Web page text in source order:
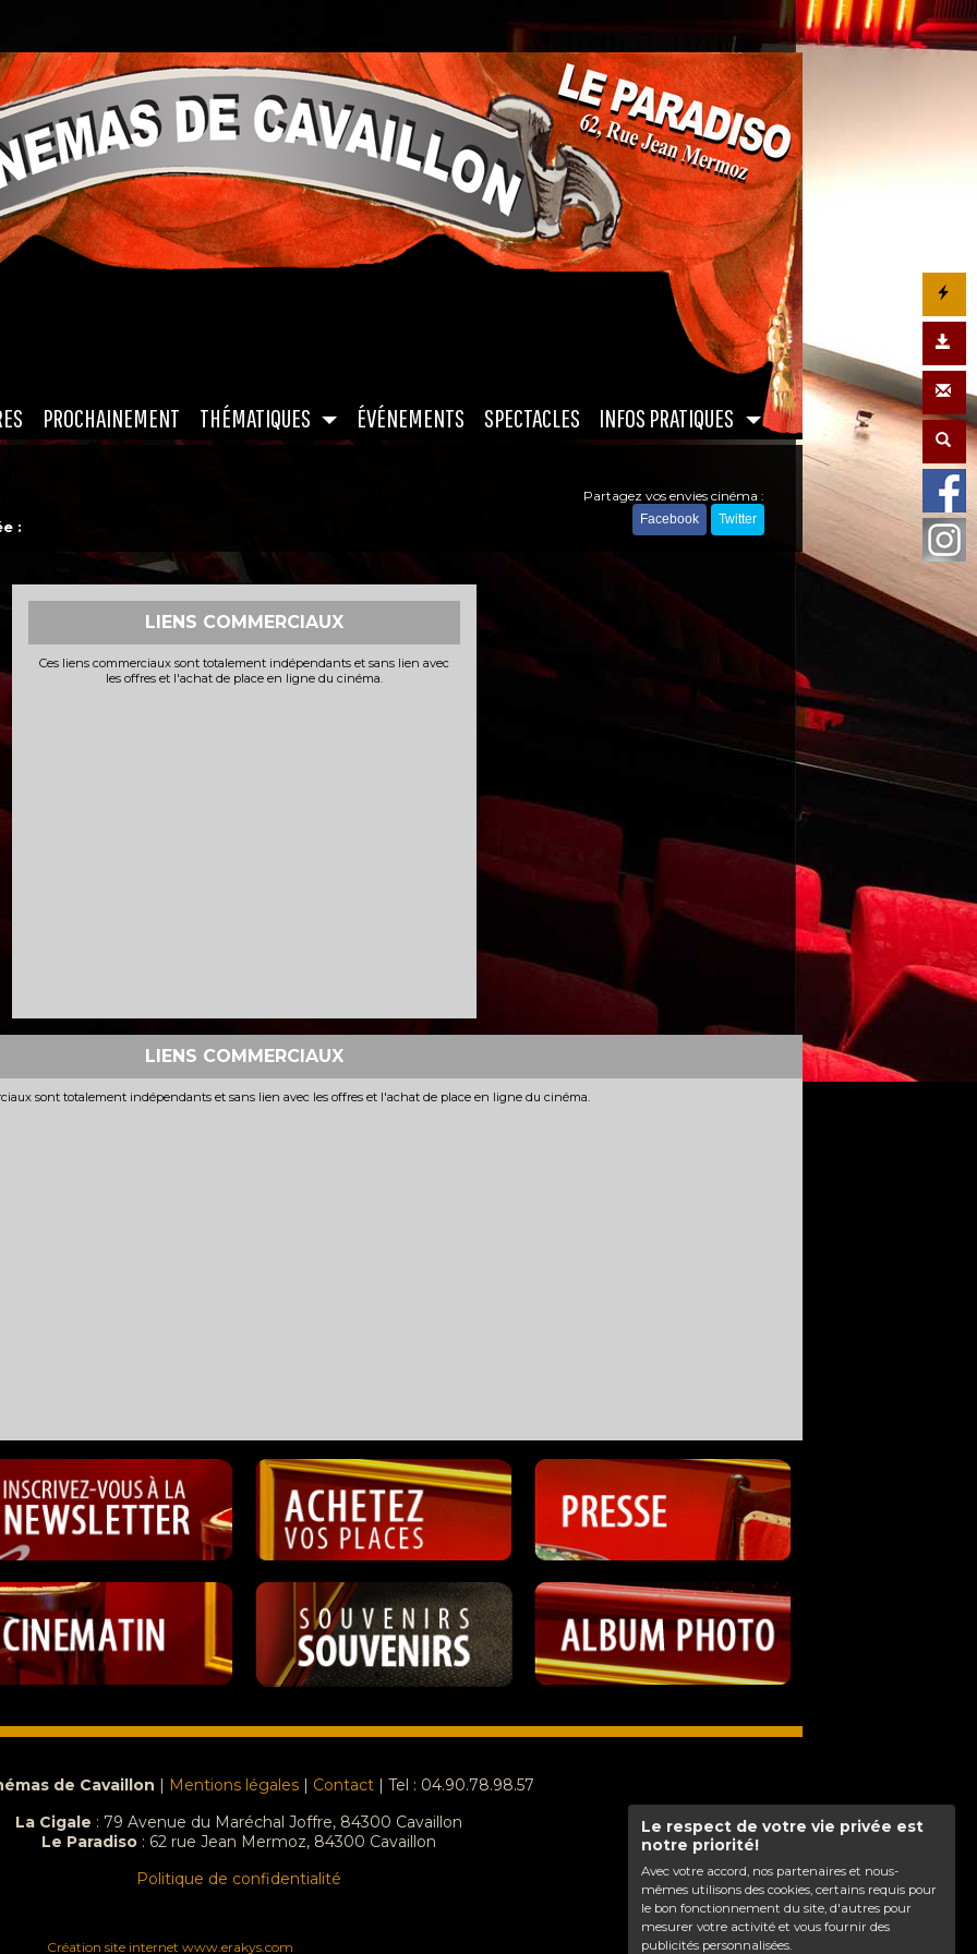
Le respect de votre vie privée est
notre priorité!
Avec votre accord, nos partenaires et nous-
mêmes utilisons des cookies, certains requis pour
le bon fonctionnement du site, d'autres pour
mesurer votre activité et vous fournir des
publicités personnalisées.
PROCHAINEMENT THÉMATIQUES ÉVÉNEMENTS SPECTACLES INFOS PRATIQUES
:
Partagez vos envies cinéma :
Facebook Twitter
LIENS COMMERCIAUX
Ces liens commerciaux sont totalement indépendants et sans lien avec
les offres et l'achat de place en ligne du cinéma.
LIENS COMMERCIAUX
sont totalement indépendants et sans lien avec les offres et l'achat de place en ligne du cinéma.
de Cavaillon | Mentions légales | Contact | Tel : 04.90.78.98.57
La Cigale : 79 Avenue du Maréchal Joffre, 84300 Cavaillon
Le Paradiso : 62 rue Jean Mermoz, 84300 Cavaillon
Politique de confidentialité
Haut de page
Création site internet www.erakys.com